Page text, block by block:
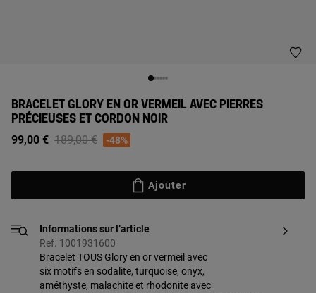
BRACELET GLORY EN OR VERMEIL AVEC PIERRES
PRÉCIEUSES ET CORDON NOIR
99,00 € Price reduced from
189,00 €to-48%
Ajouter
Informations sur l’article
Ref. 1001931600
Bracelet TOUS Glory en or vermeil avec
six motifs en sodalite, turquoise, onyx,
améthyste, malachite et rhodonite avec